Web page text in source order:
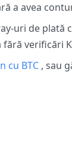
a avea
uri de plată
verificări
cu BTC , sau